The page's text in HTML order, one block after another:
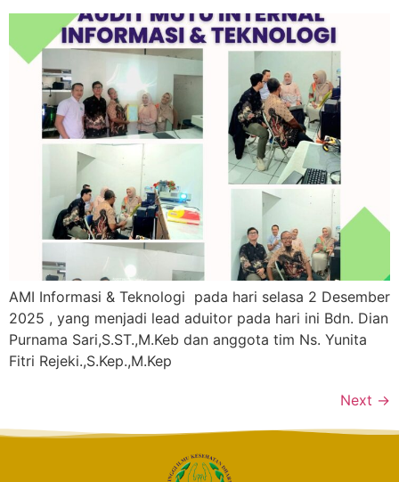
AMI Informasi & Teknologi pada hari selasa 2 Desember
2025 , yang menjadi lead aduitor pada hari ini Bdn. Dian
Purnama Sari,S.ST.,M.Keb dan anggota tim Ns. Yunita
Fitri Rejeki.,S.Kep.,M.Kep
Next →